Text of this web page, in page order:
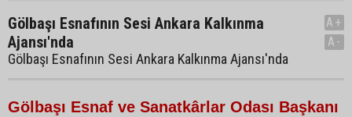
Gölbaşı Esnafının Sesi Ankara Kalkınma
Ajansı'nda
Gölbaşı Esnafının Sesi Ankara Kalkınma Ajansı'nda
A+
A-
Gölbaşı Esnaf ve Sanatkârlar Odası Başkanı